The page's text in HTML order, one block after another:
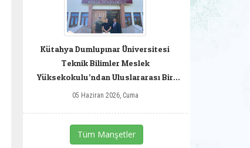
Kütahya Dumlupınar Üniversitesi
Teknik Bilimler Meslek
Yüksekokulu’ndan Uluslararası Bir
Başarı
05 Haziran 2026, Cuma
Tüm Manşetler